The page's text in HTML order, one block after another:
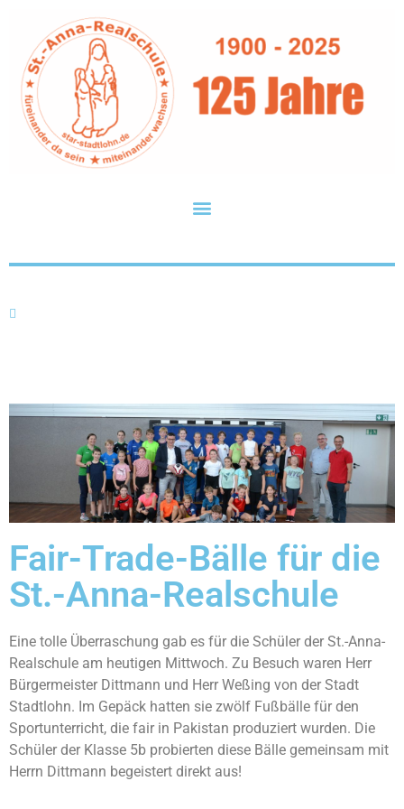
Fair-Trade-Bälle für die
St.-Anna-Realschule
Eine tolle Überraschung gab es für die Schüler der St.-Anna-
Realschule am heutigen Mittwoch. Zu Besuch waren Herr
Bürgermeister Dittmann und Herr Weßing von der Stadt
Stadtlohn. Im Gepäck hatten sie zwölf Fußbälle für den
Sportunterricht, die fair in Pakistan produziert wurden. Die
Schüler der Klasse 5b probierten diese Bälle gemeinsam mit
Herrn Dittmann begeistert direkt aus!